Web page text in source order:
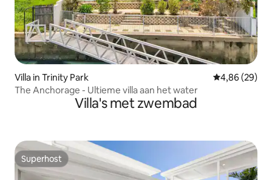
Villa in Trinity Park Gemiddelde
4,86 (29)
The Anchorage - Ultieme villa aan het water
Villa's met zwembad
Superhost
Superhost